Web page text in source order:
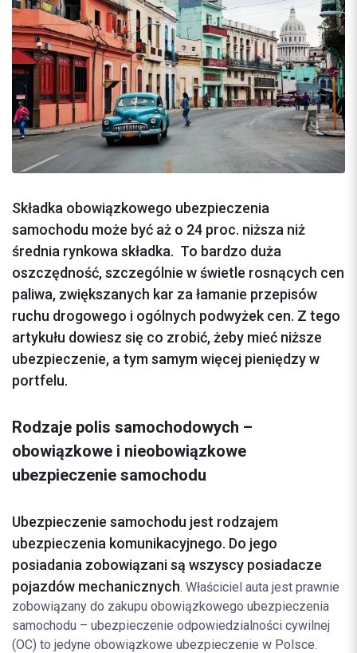
Składka obowiązkowego ubezpieczenia
samochodu może być aż o 24 proc. niższa niż
średnia rynkowa składka. To bardzo duża
oszczędność, szczególnie w świetle rosnących cen
paliwa, zwiększanych kar za łamanie przepisów
ruchu drogowego i ogólnych podwyżek cen. Z tego
artykułu dowiesz się co zrobić, żeby mieć niższe
ubezpieczenie, a tym samym więcej pieniędzy w
portfelu.
Rodzaje polis samochodowych –
obowiązkowe i nieobowiązkowe
ubezpieczenie samochodu
Ubezpieczenie samochodu jest rodzajem
ubezpieczenia komunikacyjnego. Do jego
posiadania zobowiązani są wszyscy posiadacze
pojazdów mechanicznych. Właściciel auta jest prawnie
zobowiązany do zakupu obowiązkowego ubezpieczenia
samochodu – ubezpieczenie odpowiedzialności cywilnej
(OC) to jedyne obowiązkowe ubezpieczenie w Polsce.